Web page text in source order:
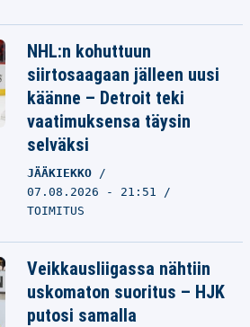
NHL:n kohuttuun
siirtosaagaan jälleen uusi
käänne – Detroit teki
vaatimuksensa täysin
selväksi
JÄÄKIEKKO
07.08.2026 - 21:51
TOIMITUS
Veikkausliigassa nähtiin
uskomaton suoritus – HJK
putosi samalla